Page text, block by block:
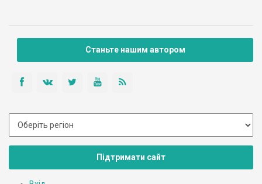
Станьте нашим автором
Підтримати сайт